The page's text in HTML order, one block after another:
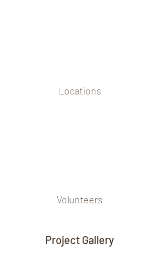
Locations
Volunteers
Project Gallery